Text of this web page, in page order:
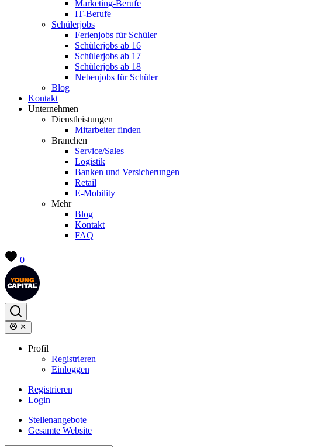
Marketing-Berufe
IT-Berufe
Schülerjobs
Ferienjobs für Schüler
Schülerjobs ab 16
Schülerjobs ab 17
Schülerjobs ab 18
Nebenjobs für Schüler
Blog
Kontakt
Unternehmen
Dienstleistungen
Mitarbeiter finden
Branchen
Service/Sales
Logistik
Banken und Versicherungen
Retail
E-Mobility
Mehr
Blog
Kontakt
FAQ
0
Profil
Registrieren
Einloggen
Registrieren
Login
Stellenangebote
Gesamte Website